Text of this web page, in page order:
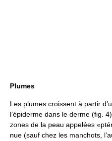
Plumes
Les plumes croissent à partir
l’épiderme dans le derme (fig.
zones de la peau appelées
nue (sauf chez les manchots,